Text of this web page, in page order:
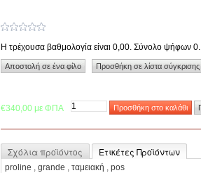
Η τρέχουσα βαθμολογία είναι 0,00. Σύνολο ψήφων 0.
€340,00 με ΦΠΑ
Σχόλια προϊόντος Ετικέτες Προϊόντων
proline grande ταμειακή pos